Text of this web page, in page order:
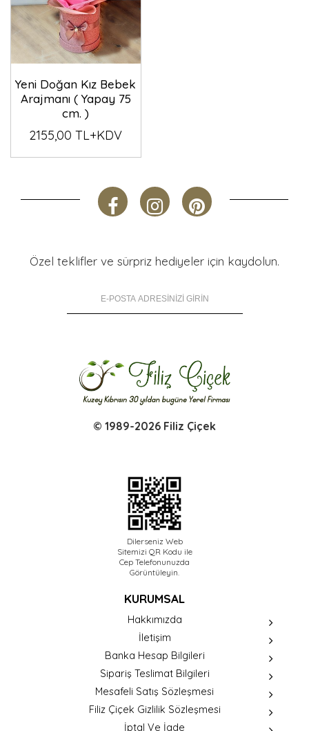
Yeni Doğan Kız Bebek
Arajmanı ( Yapay 75
cm. )
2155,00 TL+KDV
Özel teklifler ve sürpriz hediyeler için kaydolun.
© 1989-2026 Filiz Çiçek
Dilerseniz Web
Sitemizi QR Kodu ile
Cep Telefonunuzda
Görüntüleyin.
KURUMSAL
Hakkımızda
İletişim
Banka Hesap Bilgileri
Sipariş Teslimat Bilgileri
Mesafeli Satış Sözleşmesi
Filiz Çiçek Gizlilik Sözleşmesi
İptal Ve İade